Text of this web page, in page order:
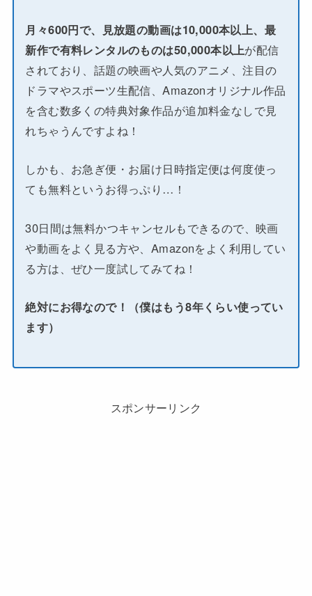
月々600円で、見放題の動画は10,000本以上、最
新作で有料レンタルのものは50,000本以上が配信
されており、話題の映画や人気のアニメ、注目の
ドラマやスポーツ生配信、Amazonオリジナル作品
を含む数多くの特典対象作品が追加料金なしで見
れちゃうんですよね！
しかも、お急ぎ便・お届け日時指定便は何度使っ
ても無料というお得っぷり…！
30日間は無料かつキャンセルもできるので、映画
や動画をよく見る方や、Amazonをよく利用してい
る方は、ぜひ一度試してみてね！
絶対にお得なので！（僕はもう8年くらい使ってい
ます）
スポンサーリンク